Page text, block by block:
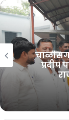
हातले